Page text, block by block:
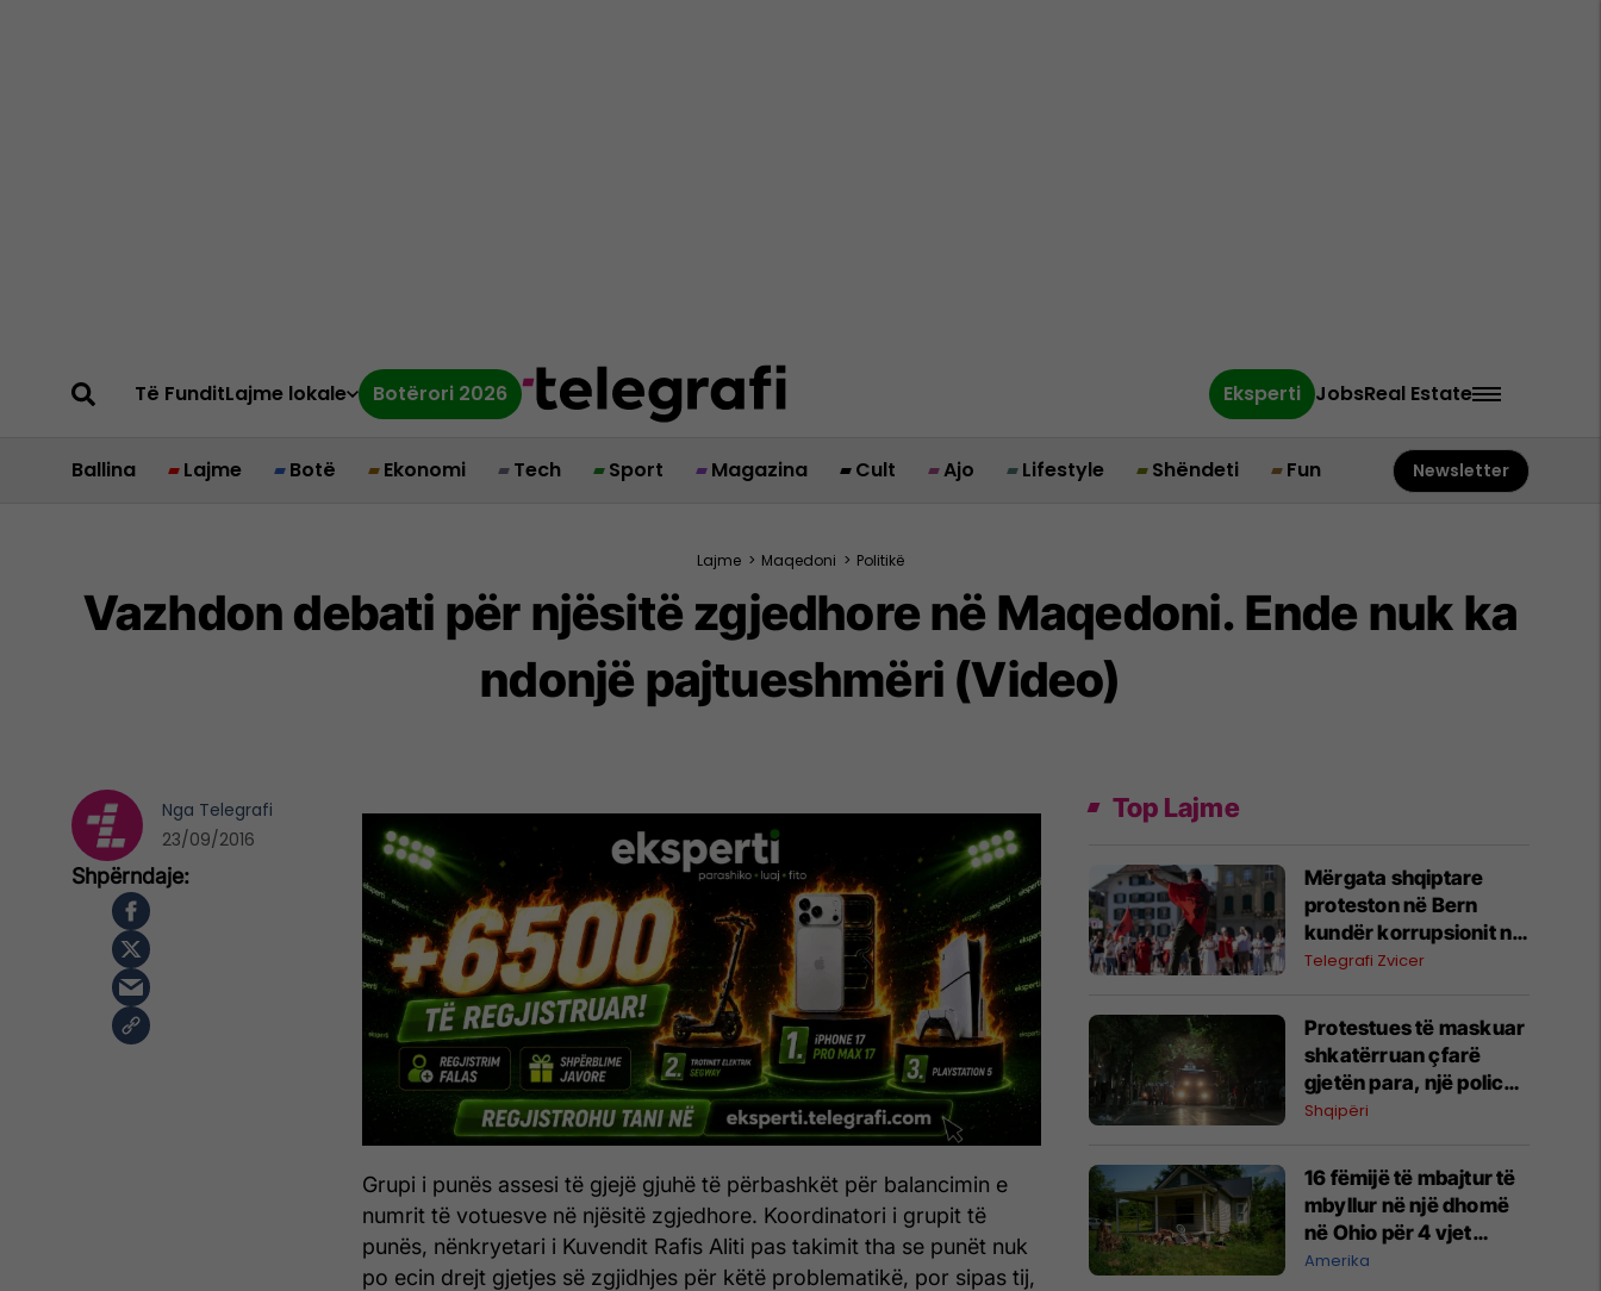
Të FunditLajme lokale Botërori 2026 Eksperti JobsReal Estate
Ballina Lajme Botë Ekonomi Tech Sport Magazina Cult Ajo Lifestyle Shëndeti Fun Newsletter
Lajme > Maqedoni > Politikë
Vazhdon debati për njësitë zgjedhore në Maqedoni. Ende nuk ka
ndonjë pajtueshmëri (Video)
Grupi i punës assesi të gjejë gjuhë të përbashkët për balancimin e
numrit të votuesve në njësitë zgjedhore. Koordinatori i grupit të
punës, nënkryetari i Kuvendit Rafis Aliti pas takimit tha se punët nuk
po ecin drejt gjetjes së zgjidhjes për këtë problematikë, por sipas tij,
Nga Telegrafi
23/09/2016
Top Lajme
Mërgata shqiptare
proteston në Bern
kundër korrupsionit në
Shqipëri dhe në
“Revolucionit të
flamingove”
Telegrafi Zvicer
Protestues të maskuar
shkatërruan çfarë
gjetën para, një police
mbeti e lënduar - çfarë
në komisariatin numër
3
Shqipëri
16 fëmijë të mbajtur të
mbyllur në një dhomë
në Ohio për 4 vjet
shpëtohen - tani ata i
Amerika